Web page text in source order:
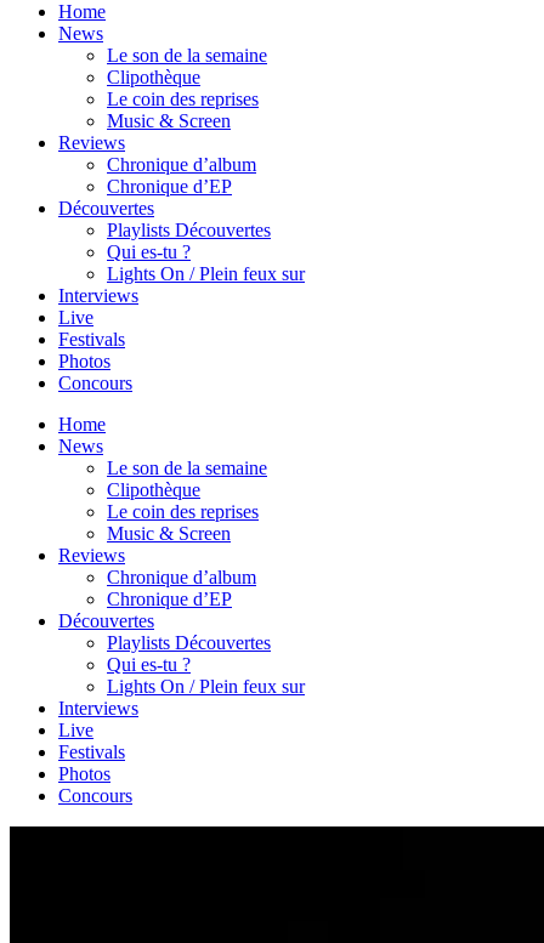
Home
News
Le son de la semaine
Clipothèque
Le coin des reprises
Music & Screen
Reviews
Chronique d’album
Chronique d’EP
Découvertes
Playlists Découvertes
Qui es-tu ?
Lights On / Plein feux sur
Interviews
Live
Festivals
Photos
Concours
Home
News
Le son de la semaine
Clipothèque
Le coin des reprises
Music & Screen
Reviews
Chronique d’album
Chronique d’EP
Découvertes
Playlists Découvertes
Qui es-tu ?
Lights On / Plein feux sur
Interviews
Live
Festivals
Photos
Concours